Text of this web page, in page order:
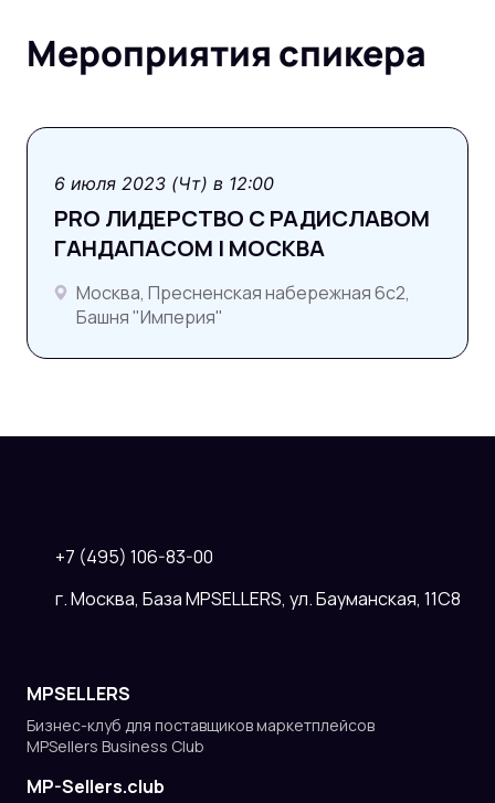
Мероприятия спикера
pro
6 июля 2023 (Чт) в 12:00
PRO ЛИДЕРСТВО C РАДИСЛАВОМ
ГАНДАПАСОМ | МОСКВА
Москва, Пресненская набережная 6с2,
Башня "Империя"
+7 (495) 106-83-00
г. Москва, База MPSELLERS, ул. Бауманская, 11С8
MPSELLERS
Бизнес-клуб для поставщиковмаркетплейсов
MPSellers Business Club
MP-Sellers.club